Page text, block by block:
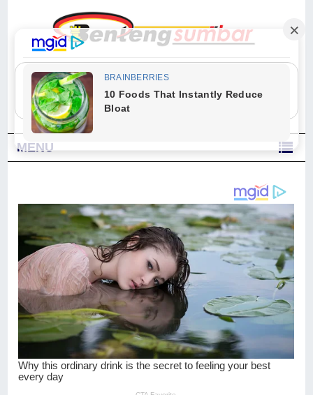
"Sesungguhnya Allah dan para malaikat-Nya berselawat untuk Nabi.
Wahai orang-orang yang beriman, berselawatlah kamu untuk Nabi dan
ucapkanlah salam dengan penuh penghormatan kepadanya." (Qs. Al
Ahzab Ayat 56)
MENU